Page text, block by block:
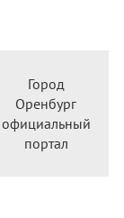
Город
Оренбург
официальный
портал